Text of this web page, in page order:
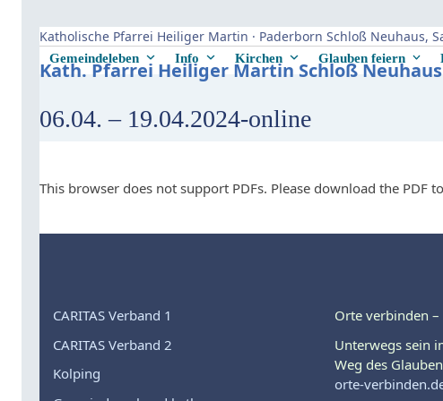
content
Katholische Pfarrei Heiliger Martin · Paderborn Schloß Neuhaus,
Kath. Pfarrei Heiliger Martin Schloß Neuhaus
Gemeindeleben Info Kirchen Glauben feiern
06.04. – 19.04.2024-online
This browser does not support PDFs. Please download the PDF
CARITAS Verband 1
CARITAS Verband 2
Kolping
Orte verbinden –
Unterwegs sein
Weg des
orte-